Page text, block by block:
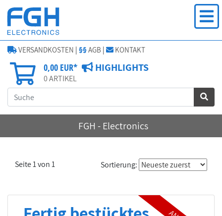
VERSANDKOSTEN | §§AGB | KONTAKT
0,00 EUR*
0ARTIKEL
HIGHLIGHTS
FGH - Electronics
Seite 1 von 1 Sortierung: